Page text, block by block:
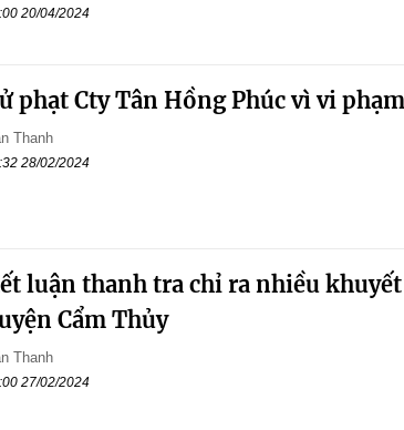
20/04/2024
phạt Cty Tân Hồng Phúc vì vi
Thanh
28/02/2024
luận thanh tra chỉ ra nhiều
Cẩm Thủy
Thanh
27/02/2024